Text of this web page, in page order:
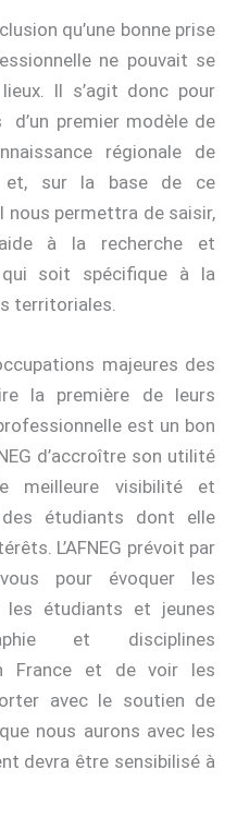
qu’une bonne prise
ne pouvait se
Il s’agit donc pour
d’un premier modèle de
régionale de
et, sur la base de ce
nous permettra de saisir,
à la recherche et
qui soit spécifique à la
territoriales.
majeures des
la première de leurs
est un bon
d’accroître son utilité
meilleure visibilité et
étudiants dont elle
L’AFNEG prévoit par
pour évoquer les
les étudiants et jeunes
et disciplines
France et de voir les
avec le soutien de
nous aurons avec les
devra être sensibilisé à